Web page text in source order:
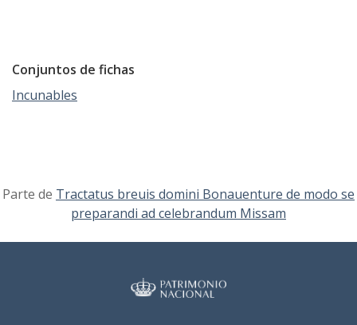
Conjuntos de fichas
Incunables
Parte de Tractatus breuis domini Bonauenture de modo se
preparandi ad celebrandum Missam